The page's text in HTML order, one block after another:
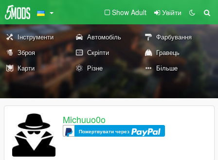
Show Adult Увійти
Інструменти Автомобіль
Фарбування
Зброя
Скріпти
Гравець
Карти
Різне Більше
Michuuo0o
Пожертвувати через